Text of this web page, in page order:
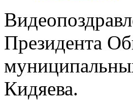
Президента
Кидяева.